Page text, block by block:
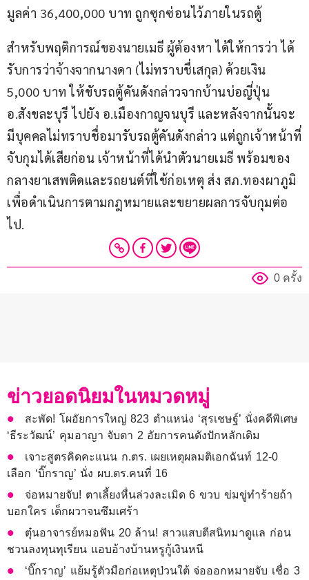
มูลค่า 36,400,000 บาท ถูกซุกซ่อนไว้ภายในรถตู้
สำหรับพฤติการณ์ของนายเมธี ผู้ต้องหา ได้ให้การว่า ได้
รับการว่าจ้างจากนางดา (ไม่ทราบชื่เสกุล) ด้วยเงิน
5,000 บาท ให้ขับรถตู้คันดังกล่าวจากบ้านบ่อญี่ปุ่น
อ.สังขละบุรี ไปยัง อ.เมืองกาญจนบุรี และหลังจากนั้นจะ
มีบุคคลไม่ทราบชื่อมารับรถตู้คันดังกล่าว แต่ถูกเจ้าหน้าที่
จับกุมได้เสียก่อน เจ้าหน้าที่ได้นำตัวนายเมธี พร้อมของ
กลางยาเสพติดและรถยนต์ที่ใช้ก่อเหตุ ส่ง สภ.ทองผาภูมิ
เพื่อดำเนินการตามกฎหมายและขยายผลการจับกุมต่อ
ไป.
0 ครั้ง
ข่าวยอดนิยมในหมวดหมู่
สะพัด! โผอัยการใหญ่ 823 ตำแหน่ง ‘สุรเชษฐ์’ นั่งคดีพิเศษ
‘ธีระวัฒน์’ คุมอาญา จับตา 2 อัยการคนดังปักหลักเดิม
เจาะสูตรคิดคะแนน ก.ตร. เผยเหตุผลมติเอกฉันท์ 12-0
เลือก ‘บิ๊กราญ’ นั่ง ผบ.ตร.คนที่ 16
จ่อหมายจับ! ตาเลี้ยงหื่นล่วงละเมิด 6 ขวบ ข่มขู่ทำร้ายถ้า
บอกใคร เด็กผวาจนซึมเศร้า
ตุ๋นอาจารย์หมอฟัน 20 ล้าน! สาวแสบตีสนิทมาดูแล ก่อน
ชวนลงทุนทุเรียน แอบอ้างบ้านหรูกู้เงินหนี
‘บิ๊กราญ’ แย้มรู้ตัวมือก่อเหตุป่วนใต้ จ่อออกหมายจับ เชื่อ 3